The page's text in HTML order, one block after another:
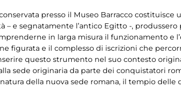
conservata presso il Museo Barracco
– e segnatamente l’antico Egitto -,
in larga misura il funzionamento e
figurata e il complesso di iscrizioni che
questo strumento nel suo contesto
sede originaria da parte dei conquistatori
della nuova sede romana, il tempio delle